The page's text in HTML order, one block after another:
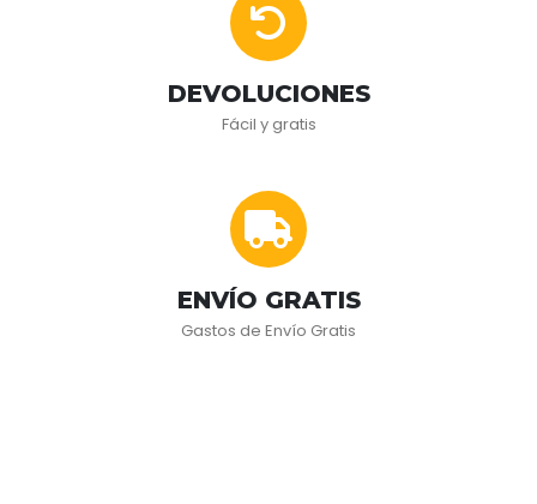
DEVOLUCIONES
Fácil y gratis
ENVÍO GRATIS
Gastos de Envío Gratis